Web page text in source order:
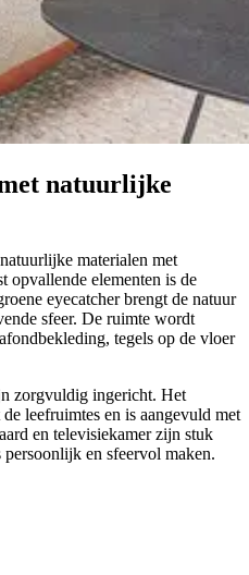
natuurlijke
materialen met
opvallende elementen is de
eyecatcher brengt de natuur
sfeer. De ruimte wordt
tegels op de vloer
zorgvuldig ingericht. Het
leefruimtes en is aangevuld met
en televisiekamer zijn stuk
en sfeervol maken.